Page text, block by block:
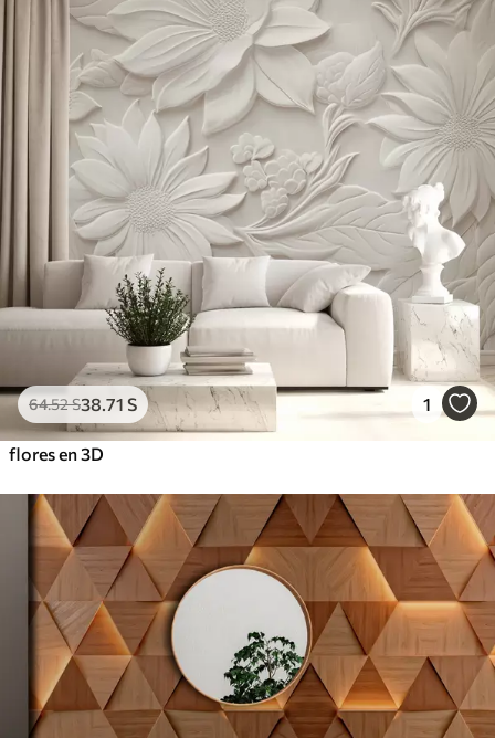
64.52S38.71 S 1
flores en 3D